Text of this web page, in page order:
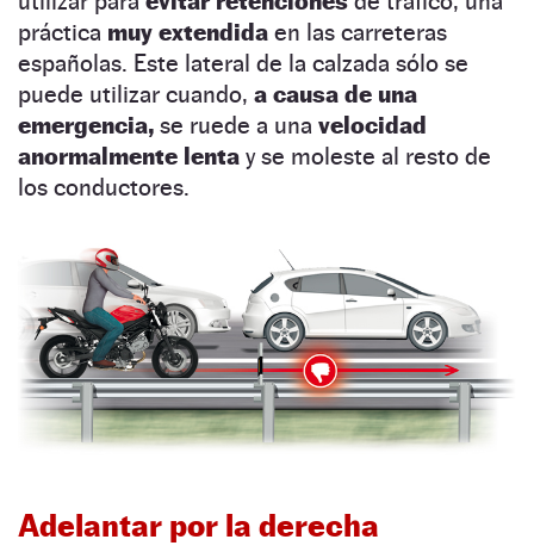
práctica muy extendida en las carreteras
españolas. Este lateral de la calzada sólo se
puede utilizar cuando, a causa de una
emergencia, se ruede a una velocidad
anormalmente lenta y se moleste al resto de
los conductores.
Adelantar por la derecha